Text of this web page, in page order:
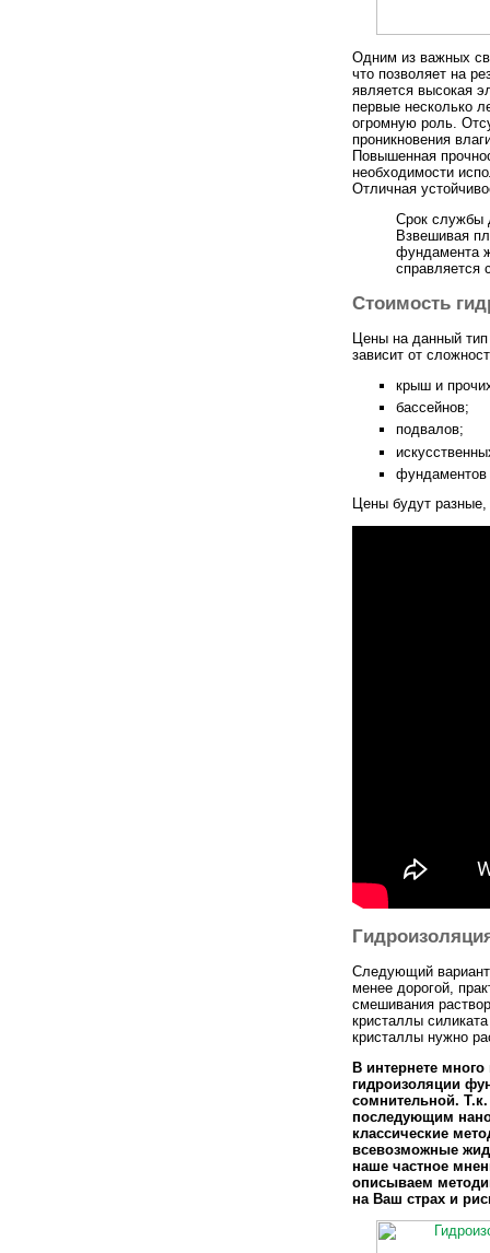
Одним из важных
что позволяет на
является высокая
первые несколько
огромную роль.
проникновения
Повышенная
необходимости
Отличная
Срок службы
Взвешивая
фундамента
справляется
Стоимость
Цены на данный
зависит от
крыш и
бассейнов;
подвалов;
Цены будут разные,
Следующий
менее дорогой,
смешивания
кристаллы
кристаллы нужно
В интернете
гидроизоляции
сомнительной.
последующим
классические
всевозможные
наше частное
описываем
на Ваш страх и